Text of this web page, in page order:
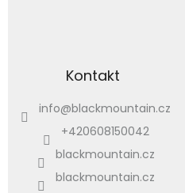
Kontakt
info@blackmountain.cz
+420608150042
blackmountain.cz
blackmountain.cz